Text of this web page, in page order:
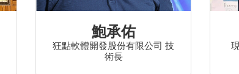
鮑承佑
狂點軟體開發股份有限公司 技
術長